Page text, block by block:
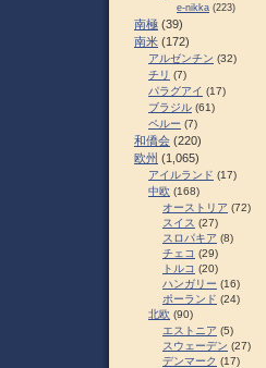
e-nikka (223)
南極 (39)
南米 (172)
アルゼンチン (32)
チリ (7)
パラグアイ (17)
ブラジル (61)
ペルー (7)
和僑会 (220)
欧州 (1,065)
アイルランド (17)
中欧 (168)
オーストリア (72)
スイス (27)
スロパキア (8)
チェコ (29)
トルコ (20)
ハンガリー (16)
ポーランド (24)
北欧 (90)
エストニア (5)
スウェーデン (27)
デンマーク (17)